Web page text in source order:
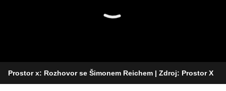
Prostor x: Rozhovor se Šimonem Reichem | Zdroj: Prostor X